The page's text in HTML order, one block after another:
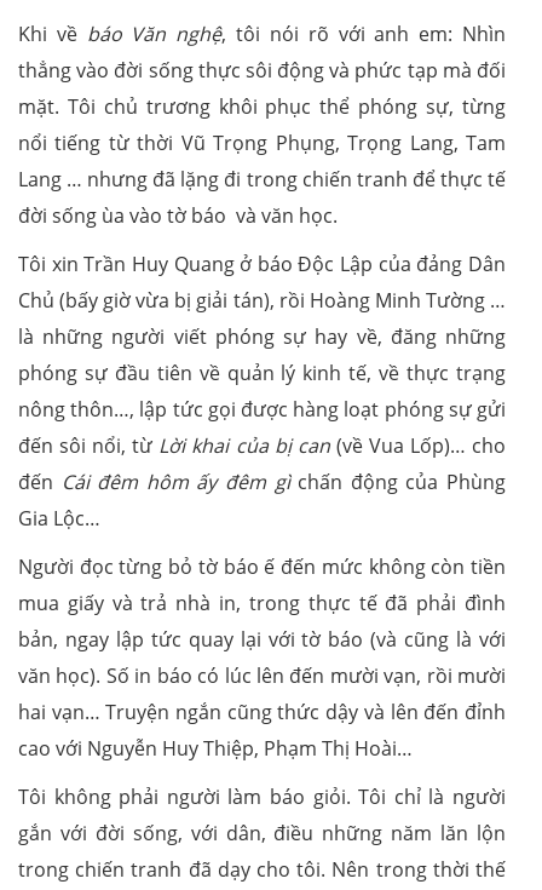
Khi về báo Văn nghệ, tôi nói rõ với anh em: Nhìn
thẳng vào đời sống thực sôi động và phức tạp mà đối
mặt. Tôi chủ trương khôi phục thể phóng sự, từng
nổi tiếng từ thời Vũ Trọng Phụng, Trọng Lang, Tam
Lang … nhưng đã lặng đi trong chiến tranh để thực tế
đời sống ùa vào tờ báo và văn học.
Tôi xin Trần Huy Quang ở báo Độc Lập của đảng Dân
Chủ (bấy giờ vừa bị giải tán), rồi Hoàng Minh Tường …
là những người viết phóng sự hay về, đăng những
phóng sự đầu tiên về quản lý kinh tế, về thực trạng
nông thôn…, lập tức gọi được hàng loạt phóng sự gửi
đến sôi nổi, từ Lời khai của bị can(về Vua Lốp)… cho
đến Cái đêm hôm ấy đêm gì chấn động của Phùng
Gia Lộc…
Người đọc từng bỏ tờ báo ế đến mức không còn tiền
mua giấy và trả nhà in, trong thực tế đã phải đình
bản, ngay lập tức quay lại với tờ báo (và cũng là với
văn học). Số in báo có lúc lên đến mười vạn, rồi mười
hai vạn… Truyện ngắn cũng thức dậy và lên đến đỉnh
cao với Nguyễn Huy Thiệp, Phạm Thị Hoài…
Tôi không phải người làm báo giỏi. Tôi chỉ là người
gắn với đời sống, với dân, điều những năm lăn lộn
trong chiến tranh đã dạy cho tôi. Nên trong thời thế